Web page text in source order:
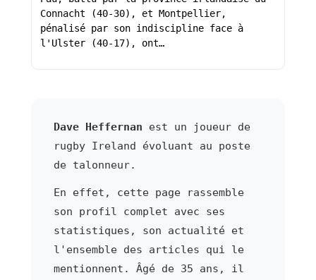
Connacht (40-30), et Montpellier,
pénalisé par son indiscipline face à
l'Ulster (40-17), ont…
Dave Heffernan est un joueur de
rugby Ireland évoluant au poste
de talonneur.
En effet, cette page rassemble
son profil complet avec ses
statistiques, son actualité et
l'ensemble des articles qui le
mentionnent. Âgé de 35 ans, il